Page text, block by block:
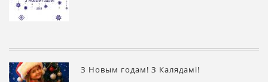
З Новым годам! З Калядамі!